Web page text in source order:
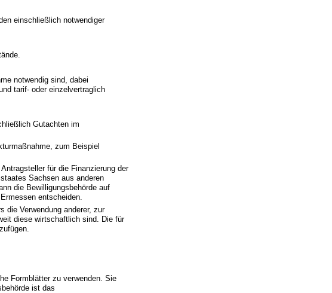
einschließlich notwendiger
notwendig sind, dabei
tarif- oder einzelvertraglich
Gutachten im
zum Beispiel
für die Finanzierung der
Sachsen aus anderen
die Bewilligungsbehörde auf
entscheiden.
die Verwendung anderer, zur
diese wirtschaftlich sind. Die für
Formblätter zu verwenden. Sie
ist das